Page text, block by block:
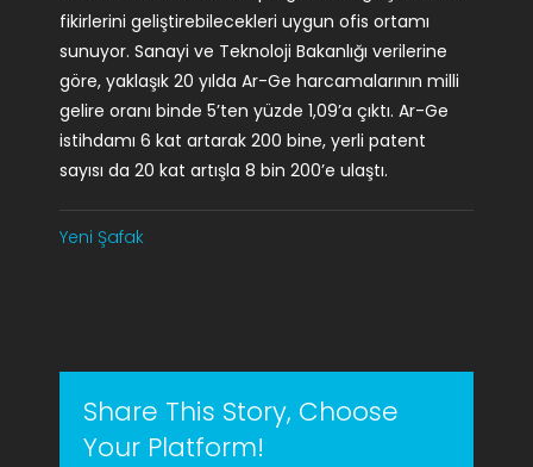
fikirlerini geliştirebilecekleri uygun ofis ortamı
sunuyor. Sanayi ve Teknoloji Bakanlığı verilerine
göre, yaklaşık 20 yılda Ar-Ge harcamalarının milli
gelire oranı binde 5’ten yüzde 1,09’a çıktı. Ar-Ge
istihdamı 6 kat artarak 200 bine, yerli patent
sayısı da 20 kat artışla 8 bin 200’e ulaştı.
Yeni Şafak
Share This Story, Choose
Your Platform!